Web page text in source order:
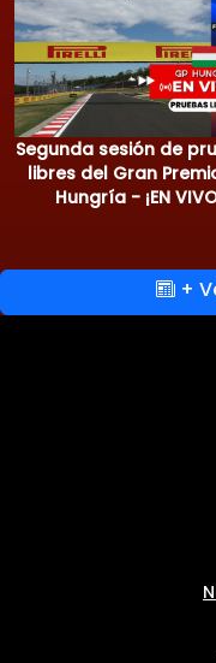
Segunda sesión de
libres del Gran
Hungría - ¡EN
+